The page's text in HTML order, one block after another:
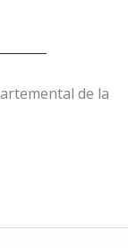
de la